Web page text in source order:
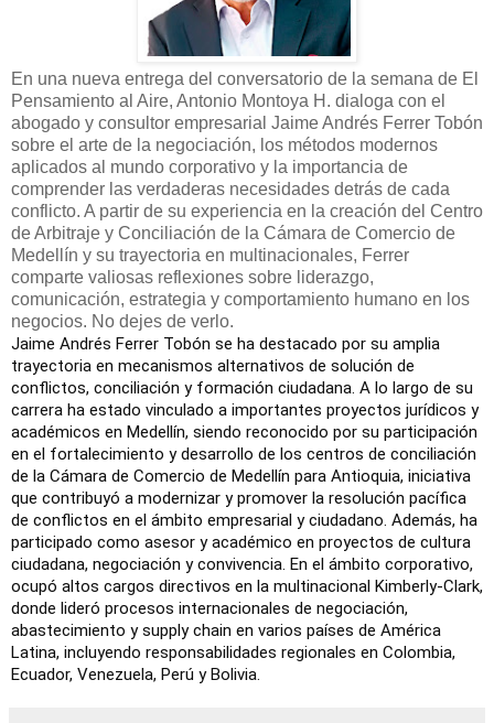
En una nueva entrega del conversatorio de la semana de El
Pensamiento al Aire, Antonio Montoya H. dialoga con el
abogado y consultor empresarial Jaime Andrés Ferrer Tobón
sobre el arte de la negociación, los métodos modernos
aplicados al mundo corporativo y la importancia de
comprender las verdaderas necesidades detrás de cada
conflicto. A partir de su experiencia en la creación del Centro
de Arbitraje y Conciliación de la Cámara de Comercio de
Medellín y su trayectoria en multinacionales, Ferrer
comparte valiosas reflexiones sobre liderazgo,
comunicación, estrategia y comportamiento humano en los
negocios. No dejes de verlo.
Jaime Andrés Ferrer Tobón se ha destacado por su amplia
trayectoria en mecanismos alternativos de solución de
conflictos, conciliación y formación ciudadana. A lo largo de su
carrera ha estado vinculado a importantes proyectos jurídicos y
académicos en Medellín, siendo reconocido por su participación
en el fortalecimiento y desarrollo de los centros de conciliación
de la Cámara de Comercio de Medellín para Antioquia, iniciativa
que contribuyó a modernizar y promover la resolución pacífica
de conflictos en el ámbito empresarial y ciudadano. Además, ha
participado como asesor y académico en proyectos de cultura
ciudadana, negociación y convivencia. En el ámbito corporativo,
ocupó altos cargos directivos en la multinacional Kimberly-Clark,
donde lideró procesos internacionales de negociación,
abastecimiento y supply chain en varios países de América
Latina, incluyendo responsabilidades regionales en Colombia,
Ecuador, Venezuela, Perú y Bolivia.